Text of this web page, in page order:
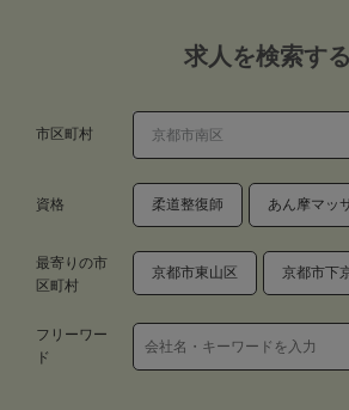
求人を検索する
市区町村
資格 柔道整復師 あん摩マッ
最寄りの市
区町村
京都市東山区 京都市下
フリーワー
ド